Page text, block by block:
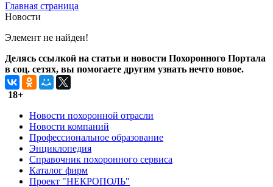
Главная страница
Новости
Элемент не найден!
Делясь ссылкой на статьи и новости Похоронного Портала
в соц. сетях, вы помогаете другим узнать нечто новое.
18+
Новости похоронной отрасли
Новости компаний
Профессиональное образование
Энциклопедия
Справочник похоронного сервиса
Каталог фирм
Проект "НЕКРОПОЛЬ"